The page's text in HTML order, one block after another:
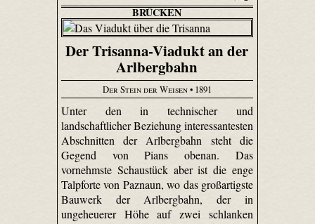
BRÜCKEN
Der Trisanna-Viadukt an der
Arlbergbahn
Der Stein der Weisen• 1891
Unter den in technischer und
landschaftlicher Beziehung interessantesten
Abschnitten der Arlbergbahn steht die
Gegend von Pians obenan. Das
vornehmste Schaustück aber ist die enge
Talpforte von Paznaun, wo das großartigste
Bauwerk der Arlbergbahn, der in
ungeheuerer Höhe auf zwei schlanken